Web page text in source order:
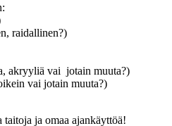
raidallinen?)
akryyliä vai jotain muuta?)
vai jotain muuta?)
ja omaa ajankäyttöä!